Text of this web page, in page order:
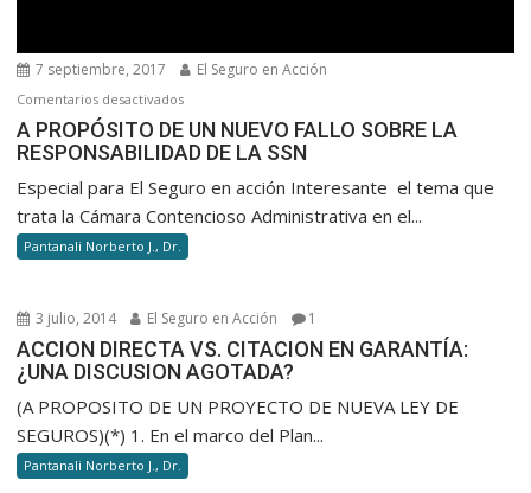
7 septiembre, 2017 El Seguro en Acción
Comentarios desactivadosen
A
PROPÓSITO
NUEVO
FALLO
RESPONSABILIDAD
DE
LA
SSN
A PROPÓSITO DE UN NUEVO FALLO SOBRE LA
RESPONSABILIDAD DE LA SSN
Especial para El Seguro en acción Interesante el tema que
trata la Cámara Contencioso Administrativa en el...
Pantanali Norberto J., Dr.
3 julio, 2014 El Seguro en Acción 1
ACCION DIRECTA VS. CITACION EN GARANTÍA:
¿UNA DISCUSION AGOTADA?
(A PROPOSITO DE UN PROYECTO DE NUEVA LEY DE
SEGUROS)(*) 1. En el marco del Plan...
Pantanali Norberto J., Dr.